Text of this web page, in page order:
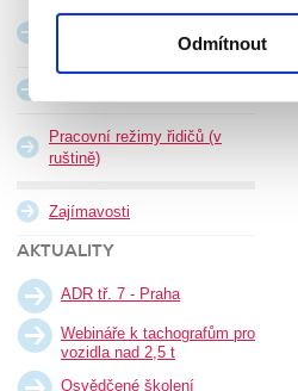
tyto údaje mohouOdmítnout
Změny v pracovních
režimech a tachografech
Pracovní režimy řidičů (v
ruštině)
Zajímavosti
AKTUALITY
ADR tř. 7 - Praha
Webináře k tachografům pro
vozidla nad 2,5 t
Osvědčené školení